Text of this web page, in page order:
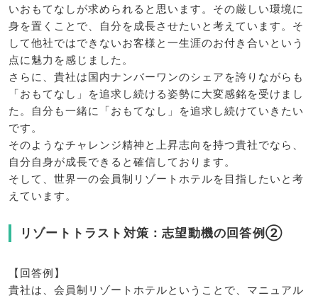
いおもてなしが求められると思います。その厳しい環境に
身を置くことで、自分を成長させたいと考えています。そ
して他社ではできないお客様と一生涯のお付き合いという
点に魅力を感じました。
さらに、貴社は国内ナンバーワンのシェアを誇りながらも
「おもてなし」を追求し続ける姿勢に大変感銘を受けまし
た。自分も一緒に「おもてなし」を追求し続けていきたい
です。
そのようなチャレンジ精神と上昇志向を持つ貴社でなら、
自分自身が成長できると確信しております。
そして、世界一の会員制リゾートホテルを目指したいと考
えています。
リゾートトラスト対策：志望動機の回答例②
【回答例】
貴社は、会員制リゾートホテルということで、マニュアル